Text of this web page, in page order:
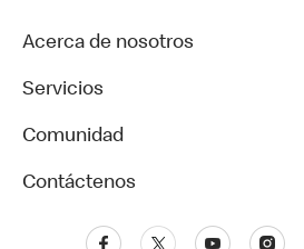
Acerca de nosotros
Servicios
Comunidad
Contáctenos